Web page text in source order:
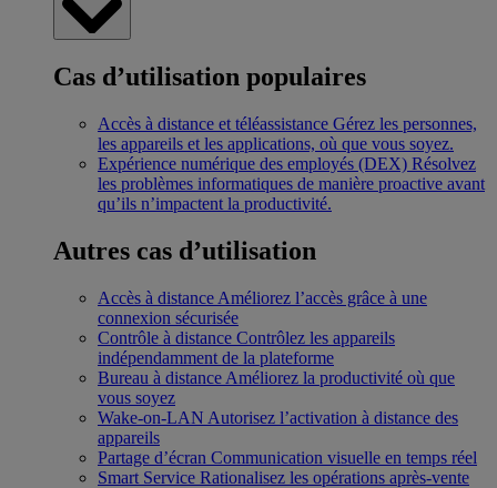
Cas d’utilisation populaires
Accès à distance et téléassistance Gérez les personnes,
les appareils et les applications, où que vous soyez.
Expérience numérique des employés (DEX) Résolvez
les problèmes informatiques de manière proactive avant
qu’ils n’impactent la productivité.
Autres cas d’utilisation
Accès à distance Améliorez l’accès grâce à une
connexion sécurisée
Contrôle à distance Contrôlez les appareils
indépendamment de la plateforme
Bureau à distance Améliorez la productivité où que
vous soyez
Wake-on-LAN Autorisez l’activation à distance des
appareils
Partage d’écran Communication visuelle en temps réel
Smart Service Rationalisez les opérations après-vente